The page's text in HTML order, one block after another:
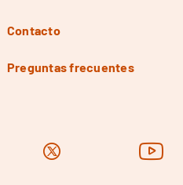
Contacto
Preguntas frecuentes